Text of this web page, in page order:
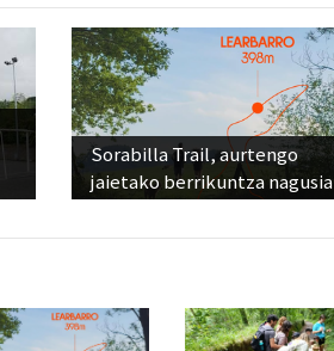
Sorabilla Trail, aurtengo
jaietako berrikuntza nagusia